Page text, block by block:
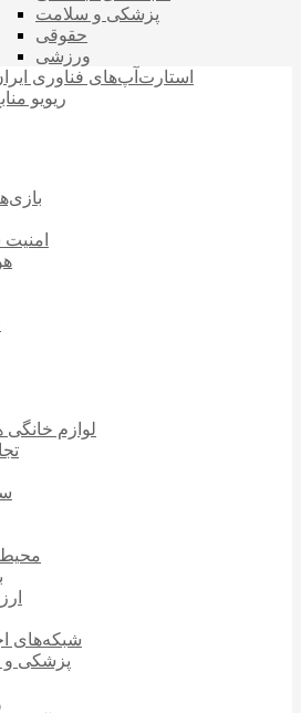
پزشکی و سلامت
حقوقی
ورزشی
استارت‌آپ‌های فناوری
ریویو
لوازم خانگی
شبکه‌های
پزشکی